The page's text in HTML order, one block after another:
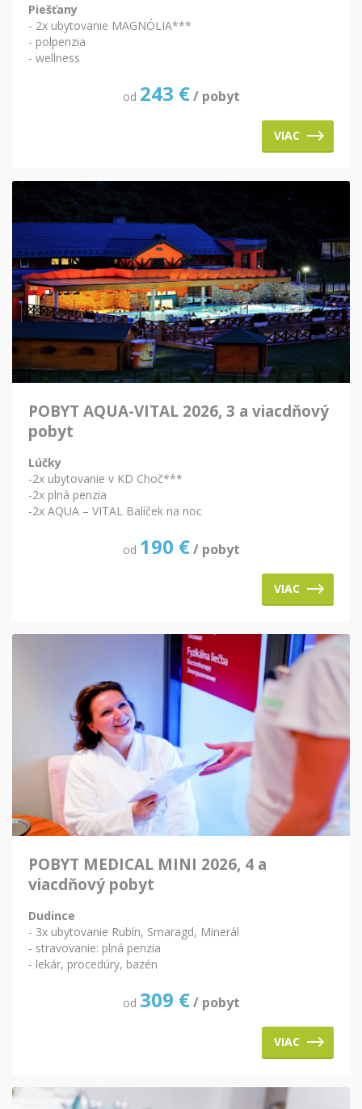
Piešťany
- 2x ubytovanie MAGNÓLIA***
- polpenzia
- wellness
od 243 € / pobyt
VIAC
POBYT AQUA-VITAL 2026, 3 a viacdňový
pobyt
Lúčky
-2x ubytovanie v KD Choč***
-2x plná penzia
-2x AQUA – VITAL Balíček na noc
od 190 € / pobyt
VIAC
POBYT MEDICAL MINI 2026, 4 a
viacdňový pobyt
Dudince
- 3x ubytovanie Rubín, Smaragd, Minerál
- stravovanie: plná penzia
- lekár, procedúry, bazén
od 309 € / pobyt
VIAC